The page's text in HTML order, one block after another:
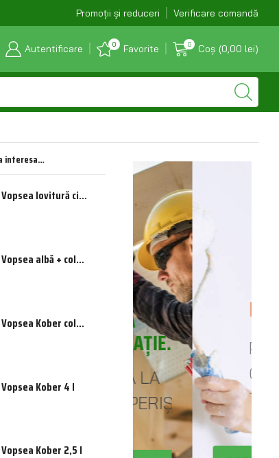
E-mail: combustibilul_bt@yahoo.com
Promoții și reduceri Verificare comandă
Autentificare 0 Favorite 0 Coș (0,00 lei)
interesa…
Vopsea lovitură ciocan pentru tablă 0,75 l (gri)
Vopsea albă + color 0,60 l
Vopsea Kober color 0,75 l
Vopsea Kober 4 l
Vopsea Kober 2,5 l
DE LA INSPIRAȚIE
PENTRU
CĂMINUL
TĂU!